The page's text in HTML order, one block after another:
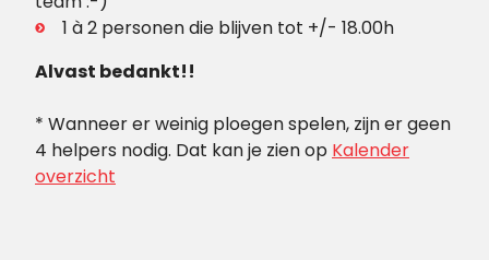
1 à 2 personen die blijven tot +/- 18.00h
Alvast bedankt!!
* Wanneer er weinig ploegen spelen, zijn er geen
4 helpers nodig. Dat kan je zien op Kalender
overzicht